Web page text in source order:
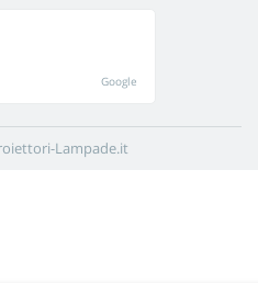
Google
Lampade.it